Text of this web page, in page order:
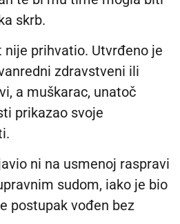
skrb.
prihvatio. Utvrđeno je
zdravstveni ili
a muškarac, unatoč
prikazao svoje
ni na usmenoj raspravi
sudom, iako je bio
postupak vođen bez